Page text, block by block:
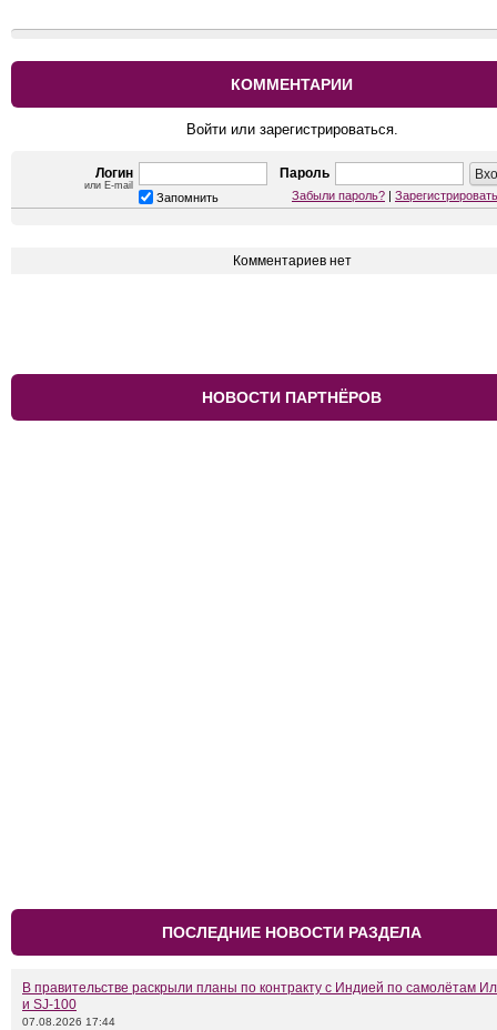
КОММЕНТАРИИ
Войти или зарегистрироваться.
Логин
или E-mail
Пароль
Запомнить Забыли пароль? |
Комментариев нет
НОВОСТИ ПАРТНЁРОВ
ПОСЛЕДНИЕ НОВОСТИ РАЗДЕЛА
В правительстве раскрыли планы по контракту с Индией по самолётам
и SJ-100
07.08.2026 17:44